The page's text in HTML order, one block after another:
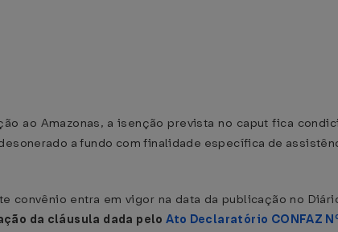
ao Amazonas, a isenção prevista no caput fica
a fundo com finalidade específica de
convênio entra em vigor na data da publicação no
da cláusula dada peloAto Declaratório CONFAZ